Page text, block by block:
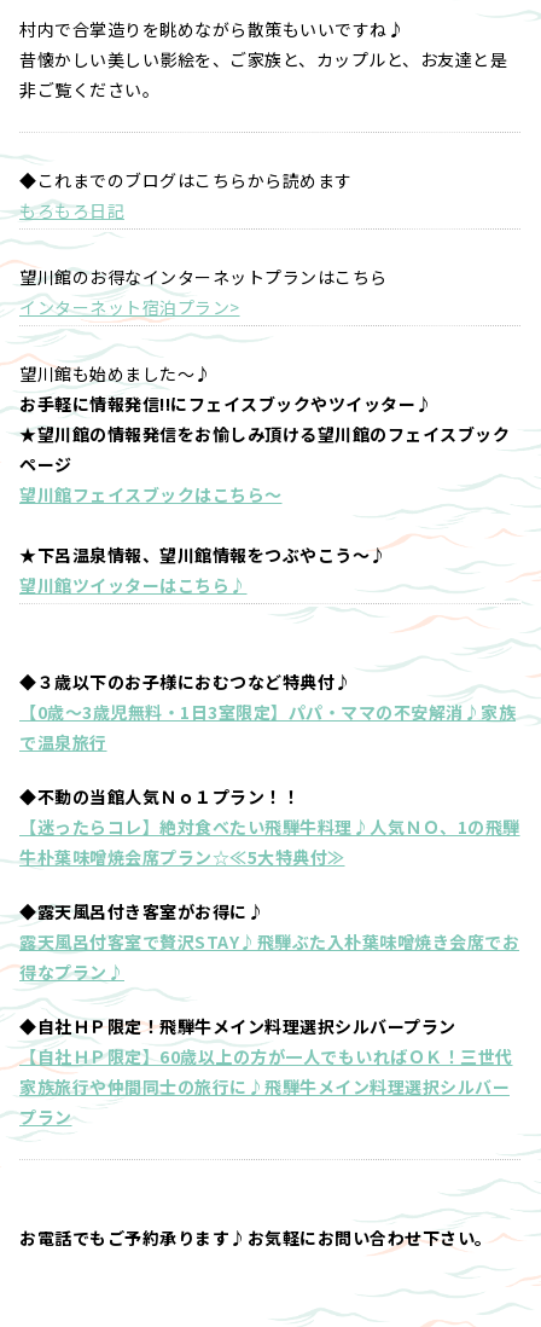
村内で合掌造りを眺めながら散策もいいですね♪
昔懐かしい美しい影絵を、ご家族と、カップルと、お友達と是
非ご覧ください。
◆これまでのブログはこちらから読めます
もろもろ日記
望川館のお得なインターネットプランはこちら
インターネット宿泊プラン>
望川館も始めました～♪
お手軽に情報発信!!にフェイスブックやツイッター♪
★望川館の情報発信をお愉しみ頂ける望川館のフェイスブック
ページ
望川館フェイスブックはこちら～
★下呂温泉情報、望川館情報をつぶやこう～♪
望川館ツイッターはこちら♪
◆３歳以下のお子様におむつなど特典付♪
【0歳～3歳児無料・1日3室限定】パパ・ママの不安解消♪家族
で温泉旅行
◆不動の当館人気Ｎｏ１プラン！！
【迷ったらコレ】絶対食べたい飛騨牛料理♪人気ＮＯ、1の飛騨
牛朴葉味噌焼会席プラン☆≪5大特典付≫
◆露天風呂付き客室がお得に♪
露天風呂付客室で贅沢STAY♪飛騨ぶた入朴葉味噌焼き会席でお
得なプラン♪
◆自社ＨＰ限定！飛騨牛メイン料理選択シルバープラン
【自社ＨＰ限定】60歳以上の方が一人でもいればＯＫ！三世代
家族旅行や仲間同士の旅行に♪飛騨牛メイン料理選択シルバー
プラン
お電話でもご予約承ります♪お気軽にお問い合わせ下さい。